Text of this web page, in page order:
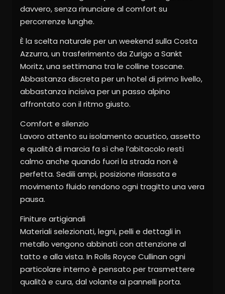
davvero, senza rinunciare al comfort su
percorrenze lunghe.
È la scelta naturale per un weekend sulla Costa
Azzurra, un trasferimento da Zurigo a Sankt
Moritz, una settimana tra le colline toscane.
Abbastanza discreta per un hotel di primo livello,
abbastanza incisiva per un passo alpino
affrontato con il ritmo giusto.
Comfort e silenzio
Lavoro attento su isolamento acustico, assetto
e qualità di marcia fa sì che l’abitacolo resti
calmo anche quando fuori la strada non è
perfetta. Sedili ampi, posizione rilassata e
movimento fluido rendono ogni tragitto una vera
pausa.
Finiture artigianali
Materiali selezionati, legni, pelli e dettagli in
metallo vengono abbinati con attenzione al
tatto e alla vista. In Rolls Royce Cullinan ogni
particolare interno è pensato per trasmettere
qualità e cura, dal volante ai pannelli porta.